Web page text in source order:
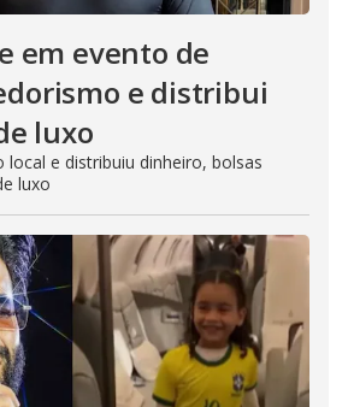
em evento de
e distribui
luxo
local e distribuiu dinheiro, bolsas
luxo